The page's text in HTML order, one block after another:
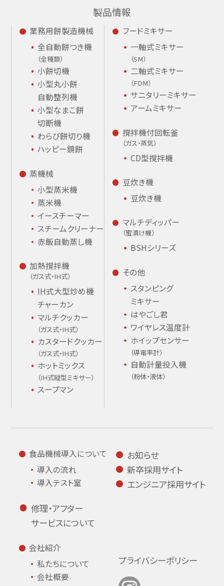
製品情報
業務用餅製造機械
全自動餅つき機
（全種類）
小餅切機
小型丸小餅
自動整列機
小型なまこ餅
切断機
わらび餅切り機
ハッピー鏡餅
蒸機械
小型蒸米機
蒸米機
イースチーマー
スチームクリーナー
赤飯自動蒸し機
加熱撹拌機
（ガス式・IH式）
IH式大型炒め機
チャーカン
マルチクッカー
（ガス式・IH式）
カスタードクッカー
（ガス式・IH式）
ホットミックス
（IH式縦型ミキサー）
スープマン
フードミキサー
一軸式ミキサー
（SM）
二軸式ミキサー
（FDM）
サニタリーミキサー
アームミキサー
撹拌機付回転釜
（ガス・蒸気）
CD型撹拌機
豆炊き機
豆炊き機
マルチディッパー
（蜜漬け機）
BSHシリーズ
その他
スタンピング
ミキサー
はやごし君
ワイヤレス温度計
ホイップセンサー
（導電率計）
自動計量投入機
（粉体・液体）
食品機械導入について
導入の流れ
導入テスト室
修理・アフター
サービスについて
会社紹介
私たちについて
会社概要
お知らせ
新卒採用サイト
エンジニア採用サイト
プライバシーポリシー